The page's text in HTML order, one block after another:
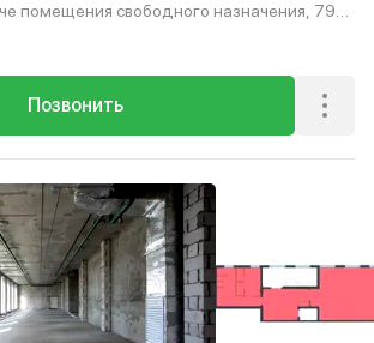
помещения свободного назначения, 79
Позвонить